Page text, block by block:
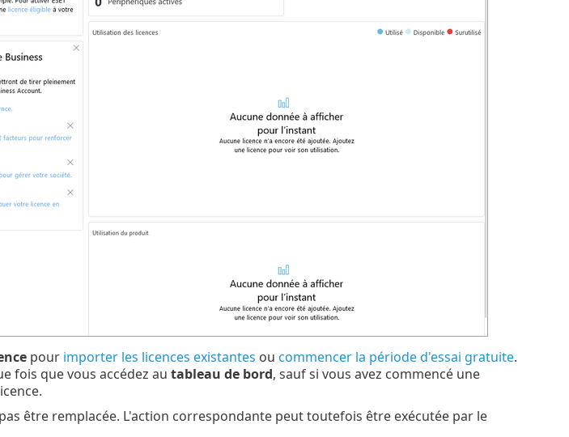
pour importer les licences existantes ou commencer la période d'essai gratuite.
fois que vous accédez au tableau de bord, sauf si vous avez commencé une
être remplacée. L'action correspondante peut toutefois être exécutée par le